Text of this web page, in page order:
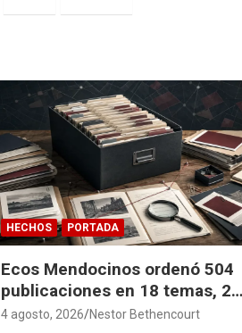
HECHOS PORTADA
Ecos Mendocinos ordenó 504
publicaciones en 18 temas, 27
sagas y 14 índices para
4 agosto, 2026 Nestor Bethencourt